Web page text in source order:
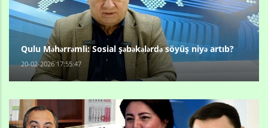
Qulu Məhərrəmli: Sosial şəbəkələrdə söyüş niyə artıb?
20-02-2026 17:55:47